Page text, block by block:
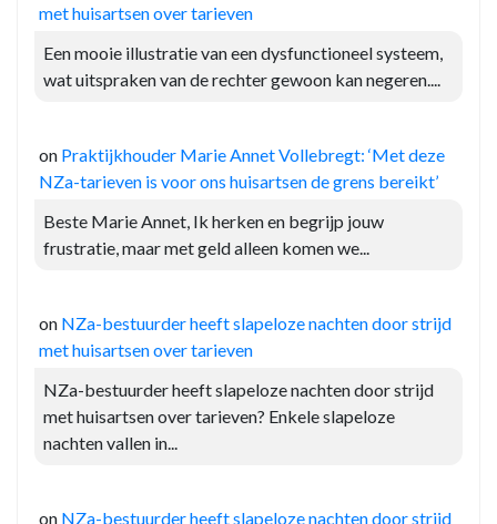
met huisartsen over tarieven
Een mooie illustratie van een dysfunctioneel systeem,
wat uitspraken van de rechter gewoon kan negeren....
on Praktijkhouder Marie Annet Vollebregt: ‘Met deze
NZa-tarieven is voor ons huisartsen de grens bereikt’
Beste Marie Annet, Ik herken en begrijp jouw
frustratie, maar met geld alleen komen we...
on NZa-bestuurder heeft slapeloze nachten door strijd
met huisartsen over tarieven
NZa-bestuurder heeft slapeloze nachten door strijd
met huisartsen over tarieven? Enkele slapeloze
nachten vallen in...
on NZa-bestuurder heeft slapeloze nachten door strijd